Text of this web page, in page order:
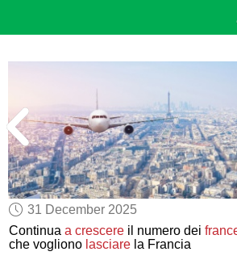
31 December 2025
Continuaa crescere il numero dei
che vogliono lasciare la Francia